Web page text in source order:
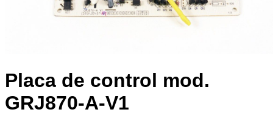
Placa de control mod.
GRJ870-A-V1